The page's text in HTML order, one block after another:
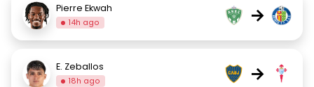
Pierre Ekwah
14h ago →
E. Zeballos
18h ago →